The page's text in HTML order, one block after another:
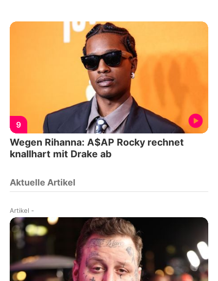
9
Wegen Rihanna: A$AP Rocky rechnet
knallhart mit Drake ab
Aktuelle Artikel
Artikel -